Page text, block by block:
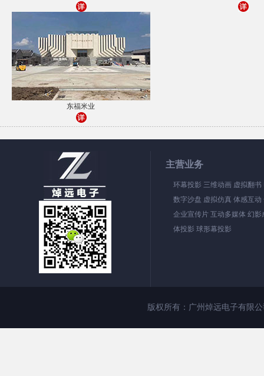
东福米业
主营业务
环幕投影 三维动画 虚拟翻书
数字沙盘 虚拟仿真 体感互动
企业宣传片 互动多媒体 幻影
体投影 球形幕投影
版权所有：广州焯远电子有限